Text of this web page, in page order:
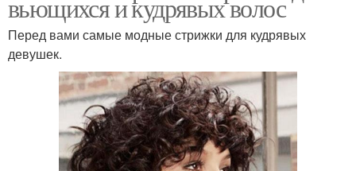
вьющихся и кудрявых волос
Перед вами самые модные стрижки для кудрявых
девушек.